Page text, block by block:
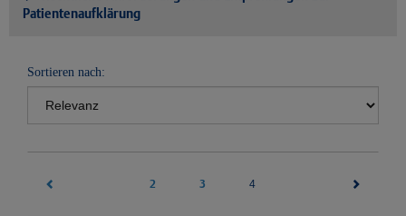
Patientenaufklärung
Sortieren nach:
2 3 4(current)